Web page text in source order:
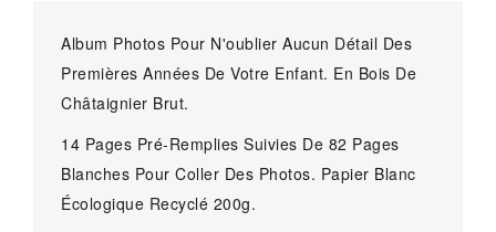
Album Photos Pour N'oublier Aucun Détail Des
Premières Années De Votre Enfant. En Bois De
Châtaignier Brut.
14 Pages Pré-Remplies Suivies De 82 Pages
Blanches Pour Coller Des Photos. Papier Blanc
Écologique Recyclé 200g.